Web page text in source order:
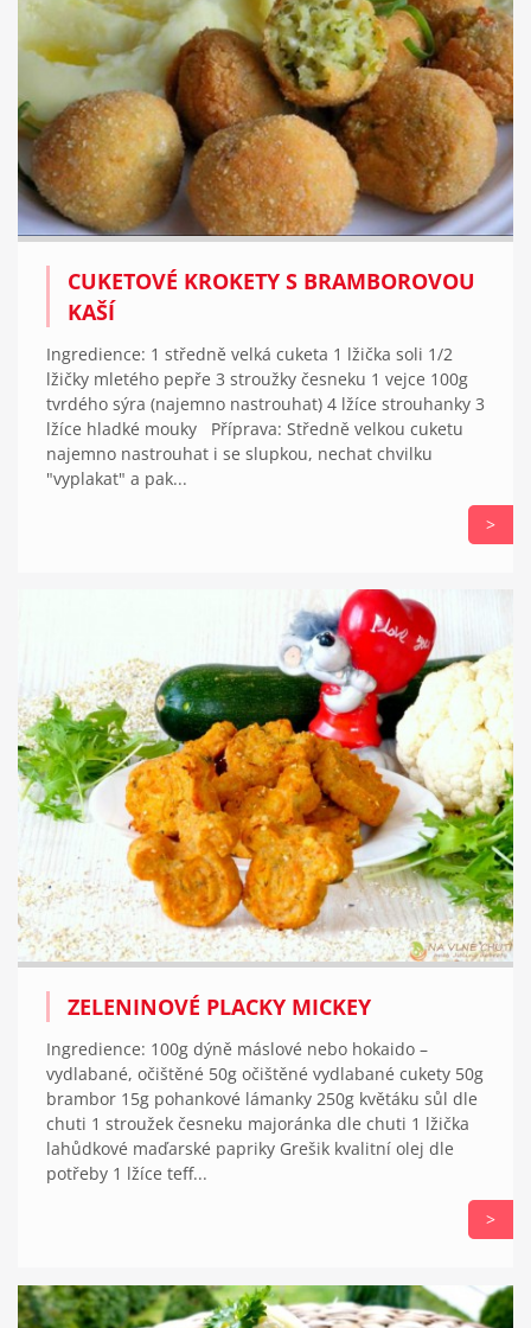
CUKETOVÉ KROKETY S BRAMBOROVOU
KAŠÍ
Ingredience: 1 středně velká cuketa 1 lžička soli 1/2
lžičky mletého pepře 3 stroužky česneku 1 vejce 100g
tvrdého sýra (najemno nastrouhat) 4 lžíce strouhanky 3
lžíce hladké mouky Příprava: Středně velkou cuketu
najemno nastrouhat i se slupkou, nechat chvilku
"vyplakat" a pak...
>
ZELENINOVÉ PLACKY MICKEY
Ingredience: 100g dýně máslové nebo hokaido –
vydlabané, očištěné 50g očištěné vydlabané cukety 50g
brambor 15g pohankové lámanky 250g květáku sůl dle
chuti 1 stroužek česneku majoránka dle chuti 1 lžička
lahůdkové maďarské papriky Grešik kvalitní olej dle
potřeby 1 lžíce teff...
>